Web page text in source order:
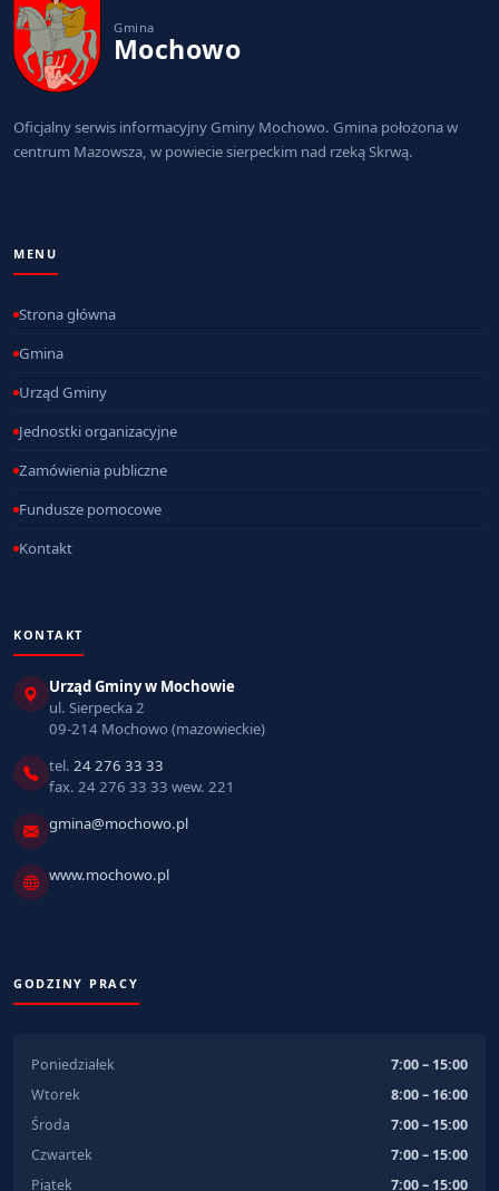
Gmina
Mochowo
Oficjalny serwis informacyjny Gminy Mochowo. Gmina położona w
centrum Mazowsza, w powiecie sierpeckim nad rzeką Skrwą.
MENU
Strona główna
Gmina
Urząd Gminy
Jednostki organizacyjne
Zamówienia publiczne
Fundusze pomocowe
Kontakt
KONTAKT
Urząd Gminy w Mochowie
ul. Sierpecka 2
09-214 Mochowo (mazowieckie)
tel. 24 276 33 33
fax. 24 276 33 33 wew. 221
gmina@mochowo.pl
www.mochowo.pl
GODZINY PRACY
Poniedziałek
7:00 – 15:00
Wtorek
8:00 – 16:00
Środa
7:00 – 15:00
Czwartek
7:00 – 15:00
Piątek
7:00 – 15:00